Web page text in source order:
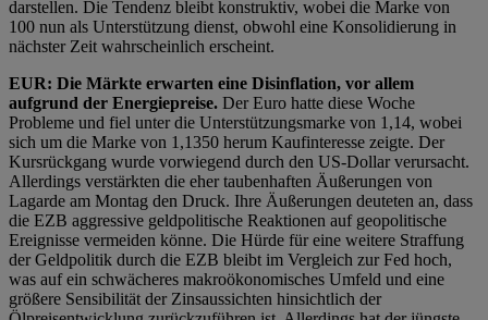
darstellen. Die Tendenz bleibt konstruktiv, wobei die Marke von
100 nun als Unterstützung dienst, obwohl eine Konsolidierung in
nächster Zeit wahrscheinlich erscheint.
EUR: Die Märkte erwarten eine Disinflation, vor allem
aufgrund der Energiepreise. Der Euro hatte diese Woche
Probleme und fiel unter die Unterstützungsmarke von 1,14, wobei
sich um die Marke von 1,1350 herum Kaufinteresse zeigte. Der
Kursrückgang wurde vorwiegend durch den US-Dollar verursacht.
Allerdings verstärkten die eher taubenhaften Äußerungen von
Lagarde am Montag den Druck. Ihre Äußerungen deuteten an, dass
die EZB aggressive geldpolitische Reaktionen auf geopolitische
Ereignisse vermeiden könne. Die Hürde für eine weitere Straffung
der Geldpolitik durch die EZB bleibt im Vergleich zur Fed hoch,
was auf ein schwächeres makroökonomisches Umfeld und eine
größere Sensibilität der Zinsaussichten hinsichtlich der